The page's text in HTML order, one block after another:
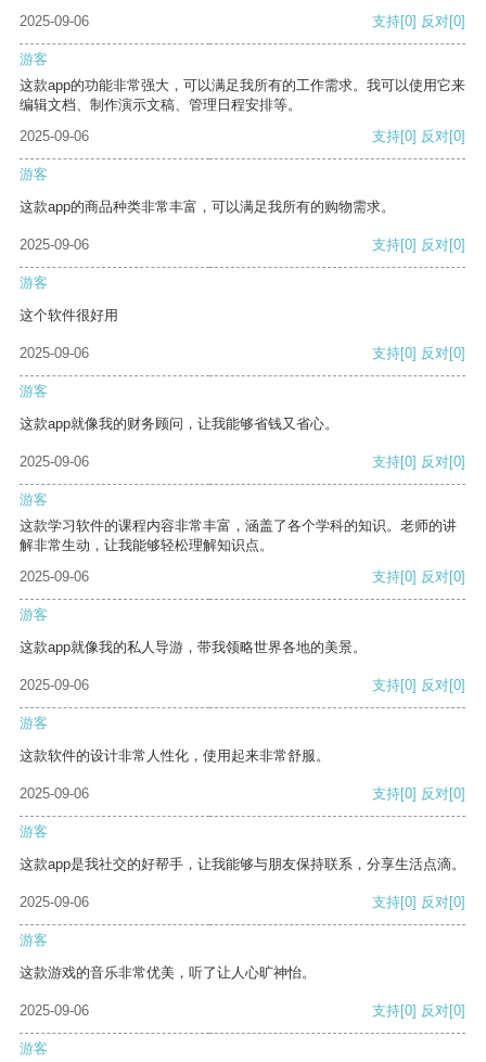
2025-09-06
支持[0] 反对[0]
游客
这款app的功能非常强大，可以满足我所有的工作需求。我可以使用它来
编辑文档、制作演示文稿、管理日程安排等。
2025-09-06
支持[0] 反对[0]
游客
这款app的商品种类非常丰富，可以满足我所有的购物需求。
2025-09-06 支持[0] 反对[0]
游客
这个软件很好用
2025-09-06 支持[0] 反对[0]
游客
这款app就像我的财务顾问，让我能够省钱又省心。
2025-09-06 支持[0] 反对[0]
游客
这款学习软件的课程内容非常丰富，涵盖了各个学科的知识。老师的讲
解非常生动，让我能够轻松理解知识点。
2025-09-06
支持[0] 反对[0]
游客
这款app就像我的私人导游，带我领略世界各地的美景。
2025-09-06 支持[0] 反对[0]
游客
这款软件的设计非常人性化，使用起来非常舒服。
2025-09-06 支持[0] 反对[0]
游客
这款app是我社交的好帮手，让我能够与朋友保持联系，分享生活点滴。
2025-09-06 支持[0] 反对[0]
游客
这款游戏的音乐非常优美，听了让人心旷神怡。
2025-09-06 支持[0] 反对[0]
游客